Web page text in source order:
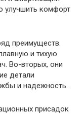
улучшить комфорт
преимуществ.
и тихую
Во-вторых, они
детали
и надежность.
присадок